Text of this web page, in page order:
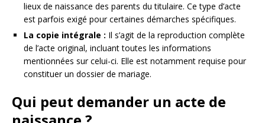
lieux de naissance des parents du titulaire. Ce type d’acte
est parfois exigé pour certaines démarches spécifiques.
La copie intégrale : Il s’agit de la reproduction complète
de l’acte original, incluant toutes les informations
mentionnées sur celui-ci. Elle est notamment requise pour
constituer un dossier de mariage.
Qui peut demander un acte de